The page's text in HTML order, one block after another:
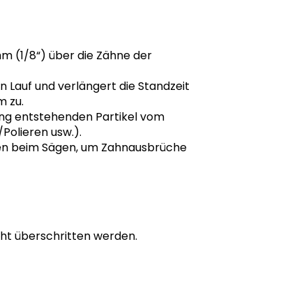
(1/8“) über die Zähne der
Lauf und verlängert die Standzeit
zu.
entstehenden Partikel vom
usw.).
beim Sägen, um Zahnausbrüche
überschritten werden.